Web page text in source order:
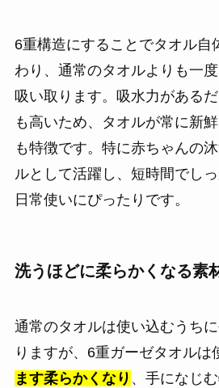
6重構造にすることでタオル自
わり、通常のタオルよりも一
吸い取ります。吸水力がある
も高いため、タオルが常に新
も特徴です。特に赤ちゃんの
ルとして活躍し、短時間でし
日常使いにぴったりです。
洗うほどに柔らかくなる素
通常のタオルは使い込むうち
りますが、6重ガーゼタオルは
ます柔らかくなり 、手になじ